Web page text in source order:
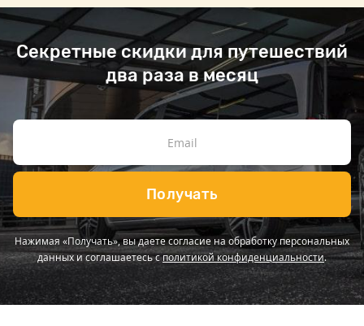
Секретные скидки для путешествий
два раза в месяц
Получать
Нажимая «Получать», вы даете согласие на обработку персональных
данных и соглашаетесь сполитикой конфиденциальности.